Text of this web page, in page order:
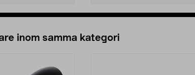
inom samma kategori